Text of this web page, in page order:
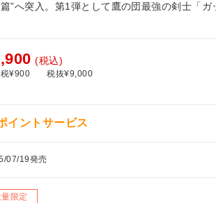
”へ突入。第1弾として鷹の団最強の剣士「ガ
(税込)
¥900 税抜¥9,000
イントサービス
07/19発売
限定